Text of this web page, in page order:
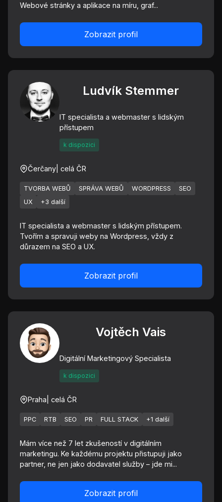
Webové stránky a aplikace na míru, graf...
Zobrazit profil
Ludvík Stemmer
IT specialista a webmaster s lidským
přístupem
k dispozici
Čerčany | celá ČR
TVORBA WEBŮ SPRÁVA WEBŮ WORDPRESS
SEO
UX
+3 další
IT specialista a webmaster s lidským přístupem.
Tvořím a spravuji weby na Wordpress, vždy z
důrazem na SEO a UX.
Zobrazit profil
Vojtěch Vais
Digitální Marketingový Specialista
k dispozici
Praha | celá ČR
PPC RTB SEO PR FULL STACK +1 další
Mám více než 7 let zkušeností v digitálním
marketingu. Ke každému projektu přistupuji jako
partner, ne jen jako dodavatel služby – jde mi...
Zobrazit profil